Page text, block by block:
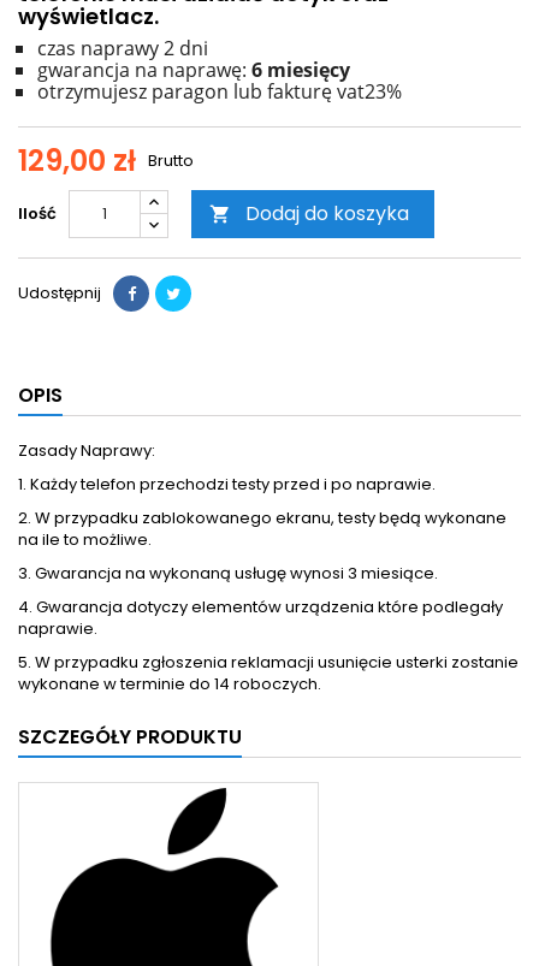
wyświetlacz.
czas naprawy 2 dni
gwarancja na naprawę: 6 miesięcy
otrzymujesz paragon lub fakturę vat23%
129,00 zł Brutto
Ilość  Dodaj do koszyka
Udostępnij
OPIS
Zasady Naprawy:
1. Każdy telefon przechodzi testy przed i po naprawie.
2. W przypadku zablokowanego ekranu, testy będą wykonane
na ile to możliwe.
3. Gwarancja na wykonaną usługę wynosi 3 miesiące.
4. Gwarancja dotyczy elementów urządzenia które podlegały
naprawie.
5. W przypadku zgłoszenia reklamacji usunięcie usterki zostanie
wykonane w terminie do 14 roboczych.
SZCZEGÓŁY PRODUKTU